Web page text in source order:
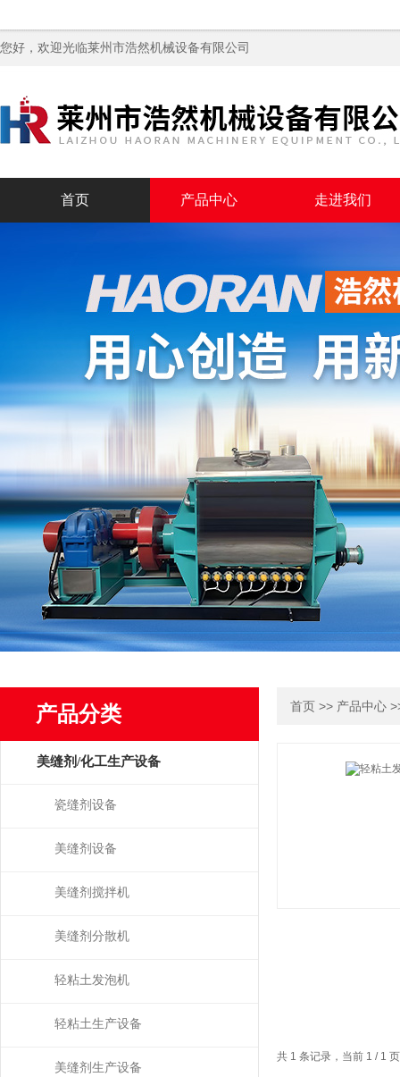
您好，欢迎光临莱州市浩然机械设备有限公司
首页 产品中心 走进我们
产品分类
美缝剂/化工生产设备
瓷缝剂设备
美缝剂设备
美缝剂搅拌机
美缝剂分散机
轻粘土发泡机
轻粘土生产设备
美缝剂生产设备
首页 >> 产品中心
共 1 条记录，当前 1 / 1